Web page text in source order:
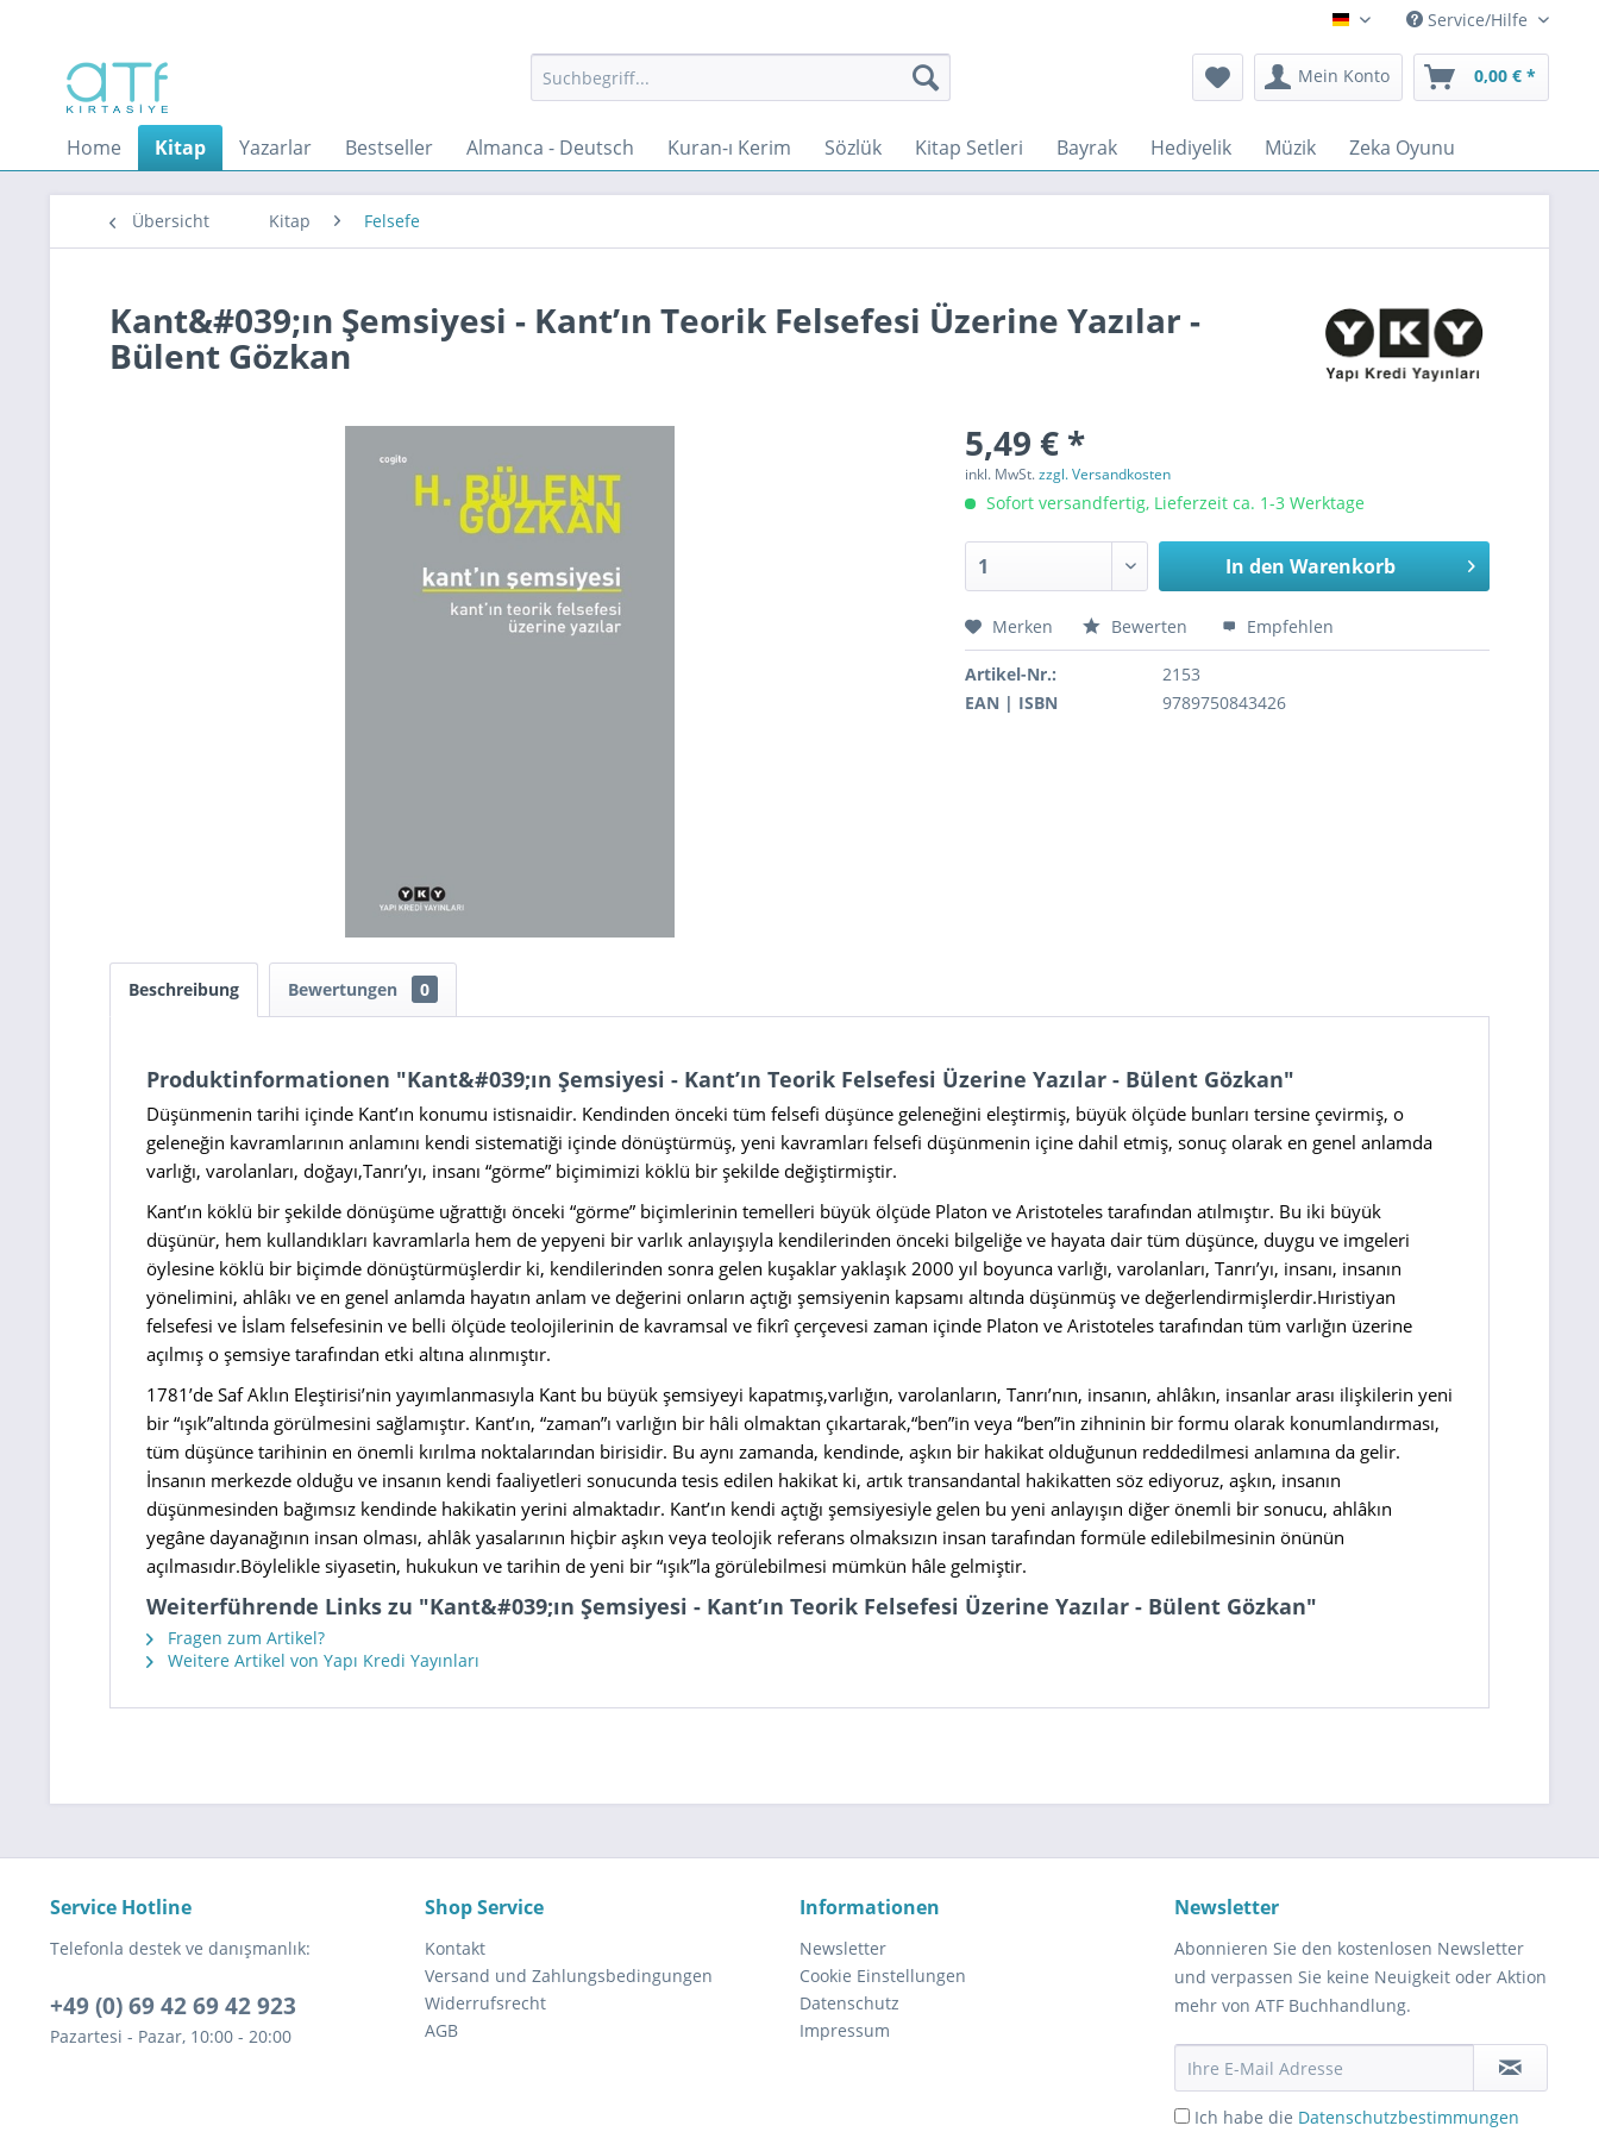
Deutsch Service/Hilfe
Mein Konto 0,00 € *
Home Kitap Yazarlar Bestseller Almanca - Deutsch Kuran-ı Kerim Sözlük Kitap Setleri Bayrak Hediyelik Müzik Zeka Oyunu
Übersicht Kitap Felsefe
Kant&#039;ın Şemsiyesi - Kant’ın Teorik Felsefesi Üzerine Yazılar -
Bülent Gözkan
5,49 € *
inkl. MwSt.zzgl. Versandkosten
Sofort versandfertig, Lieferzeit ca. 1-3 Werktage
In den Warenkorb
Merken Bewerten Empfehlen
Artikel-Nr.:
2153
EAN | ISBN
9789750843426
Beschreibung Bewertungen 0
Produktinformationen "Kant&#039;ın Şemsiyesi - Kant’ın Teorik Felsefesi Üzerine Yazılar - Bülent Gözkan"
Düşünmenin tarihi içinde Kant’ın konumu istisnaidir. Kendinden önceki tüm felsefi düşünce geleneğini eleştirmiş, büyük ölçüde bunları tersine çevirmiş, o
geleneğin kavramlarının anlamını kendi sistematiği içinde dönüştürmüş, yeni kavramları felsefi düşünmenin içine dahil etmiş, sonuç olarak en genel anlamda
varlığı, varolanları, doğayı,Tanrı’yı, insanı “görme” biçimimizi köklü bir şekilde değiştirmiştir.
Kant’ın köklü bir şekilde dönüşüme uğrattığı önceki “görme” biçimlerinin temelleri büyük ölçüde Platon ve Aristoteles tarafından atılmıştır. Bu iki büyük
düşünür, hem kullandıkları kavramlarla hem de yepyeni bir varlık anlayışıyla kendilerinden önceki bilgeliğe ve hayata dair tüm düşünce, duygu ve imgeleri
öylesine köklü bir biçimde dönüştürmüşlerdir ki, kendilerinden sonra gelen kuşaklar yaklaşık 2000 yıl boyunca varlığı, varolanları, Tanrı’yı, insanı, insanın
yönelimini, ahlâkı ve en genel anlamda hayatın anlam ve değerini onların açtığı şemsiyenin kapsamı altında düşünmüş ve değerlendirmişlerdir.Hıristiyan
felsefesi ve İslam felsefesinin ve belli ölçüde teolojilerinin de kavramsal ve fikrî çerçevesi zaman içinde Platon ve Aristoteles tarafından tüm varlığın üzerine
açılmış o şemsiye tarafından etki altına alınmıştır.
1781’de Saf Aklın Eleştirisi’nin yayımlanmasıyla Kant bu büyük şemsiyeyi kapatmış,varlığın, varolanların, Tanrı’nın, insanın, ahlâkın, insanlar arası ilişkilerin yeni
bir “ışık”altında görülmesini sağlamıştır. Kant’ın, “zaman”ı varlığın bir hâli olmaktan çıkartarak,“ben”in veya “ben”in zihninin bir formu olarak konumlandırması,
tüm düşünce tarihinin en önemli kırılma noktalarından birisidir. Bu aynı zamanda, kendinde, aşkın bir hakikat olduğunun reddedilmesi anlamına da gelir.
İnsanın merkezde olduğu ve insanın kendi faaliyetleri sonucunda tesis edilen hakikat ki, artık transandantal hakikatten söz ediyoruz, aşkın, insanın
düşünmesinden bağımsız kendinde hakikatin yerini almaktadır. Kant’ın kendi açtığı şemsiyesiyle gelen bu yeni anlayışın diğer önemli bir sonucu, ahlâkın
yegâne dayanağının insan olması, ahlâk yasalarının hiçbir aşkın veya teolojik referans olmaksızın insan tarafından formüle edilebilmesinin önünün
açılmasıdır.Böylelikle siyasetin, hukukun ve tarihin de yeni bir “ışık”la görülebilmesi mümkün hâle gelmiştir.
Weiterführende Links zu "Kant&#039;ın Şemsiyesi - Kant’ın Teorik Felsefesi Üzerine Yazılar - Bülent Gözkan"
Fragen zum Artikel?
Weitere Artikel von Yapı Kredi Yayınları
Service Hotline
Telefonla destek ve danışmanlık:
+49 (0) 69 42 69 42 923
Pazartesi - Pazar, 10:00 - 20:00
Shop Service
Kontakt
Versand und Zahlungsbedingungen
Widerrufsrecht
AGB
Informationen
Newsletter
Cookie Einstellungen
Datenschutz
Impressum
Newsletter
Abonnieren Sie den kostenlosen Newsletter
und verpassen Sie keine Neuigkeit oder Aktion
mehr von ATF Buchhandlung.
Ich habe die Datenschutzbestimmungen